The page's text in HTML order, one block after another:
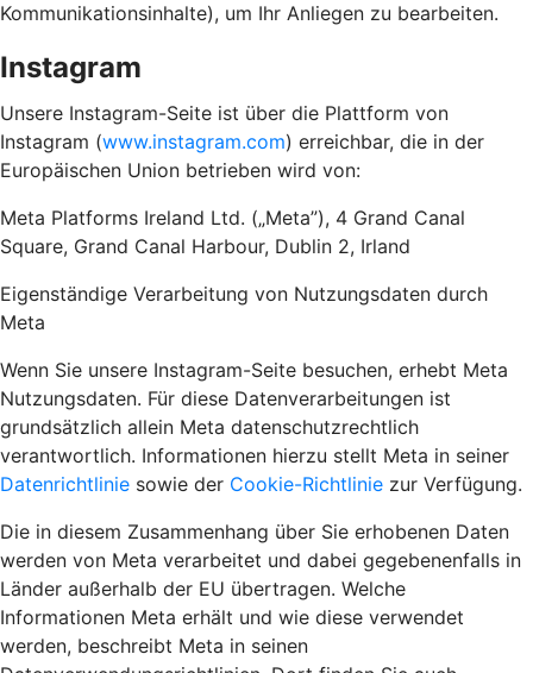
Kommunikationsinhalte), um Ihr Anliegen zu bearbeiten.
Instagram
Unsere Instagram-Seite ist über die Plattform von
Instagram (www.instagram.com) erreichbar, die in der
Europäischen Union betrieben wird von:
Meta Platforms Ireland Ltd. („Meta”), 4 Grand Canal
Square, Grand Canal Harbour, Dublin 2, Irland
Eigenständige Verarbeitung von Nutzungsdaten durch
Meta
Wenn Sie unsere Instagram-Seite besuchen, erhebt Meta
Nutzungsdaten. Für diese Datenverarbeitungen ist
grundsätzlich allein Meta datenschutzrechtlich
verantwortlich. Informationen hierzu stellt Meta in seiner
Datenrichtlinie sowie der Cookie-Richtlinie zur Verfügung.
Die in diesem Zusammenhang über Sie erhobenen Daten
werden von Meta verarbeitet und dabei gegebenenfalls in
Länder außerhalb der EU übertragen. Welche
Informationen Meta erhält und wie diese verwendet
werden, beschreibt Meta in seinen